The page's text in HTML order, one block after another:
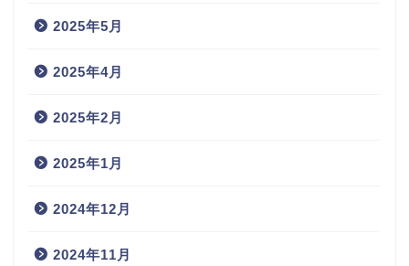
2025年5月
2025年4月
2025年2月
2025年1月
2024年12月
2024年11月